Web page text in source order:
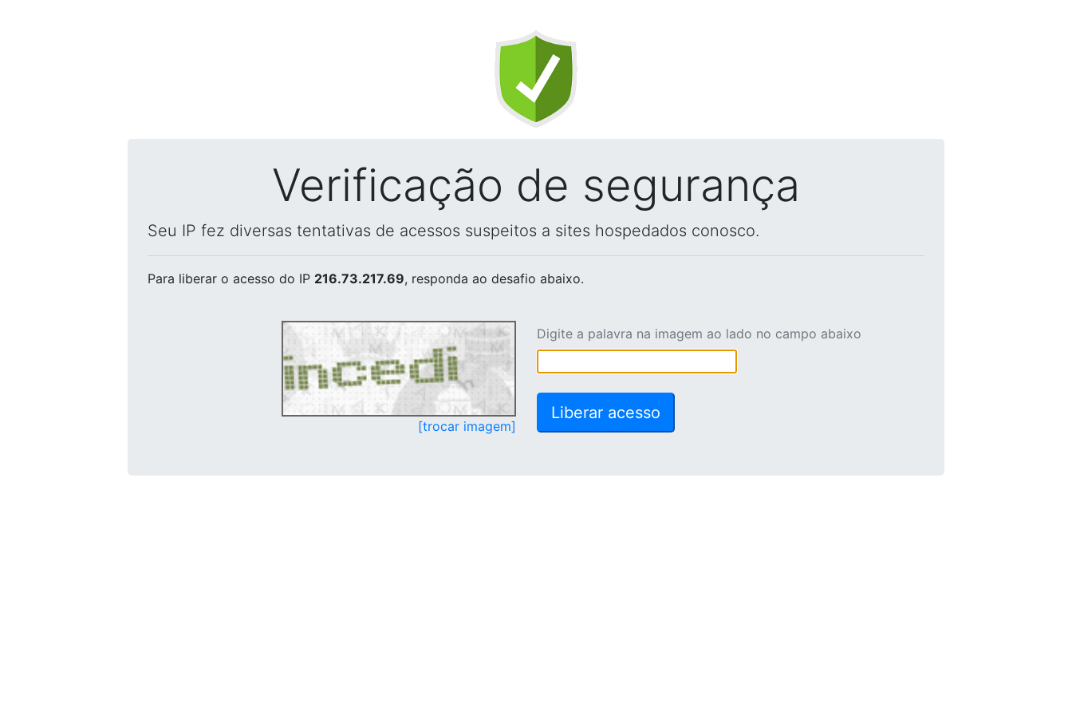
Verificação de segurança
Seu IP fez diversas tentativas de acessos suspeitos a sites hospedados conosco.
Para liberar o acesso do IP 216.73.217.69, responda ao desafio abaixo.
[trocar imagem]
Digite a palavra na imagem ao lado no campo abaixo